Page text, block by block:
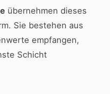
übernehmen dieses
Sie bestehen aus
empfangen,
Schicht